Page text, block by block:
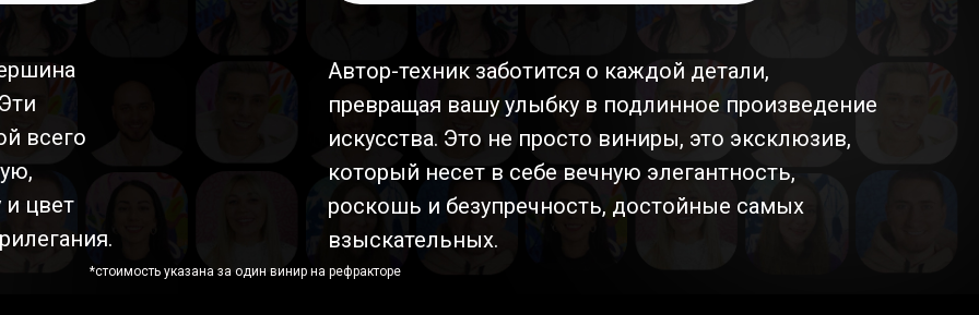
*стоимость указана за один винир на рефракторе
Автор-техник заботится о каждой детали,
превращая вашу улыбку в подлинное произведение
искусства. Это не просто виниры, это эксклюзив,
который несет в себе вечную элегантность,
роскошь и безупречность, достойные самых
взыскательных.
всего
и цвет